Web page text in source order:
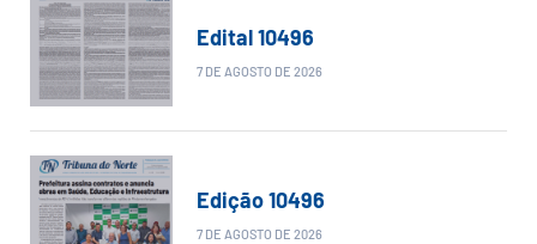
Edital 10496
7 DE AGOSTO DE 2026
Edição 10496
7 DE AGOSTO DE 2026